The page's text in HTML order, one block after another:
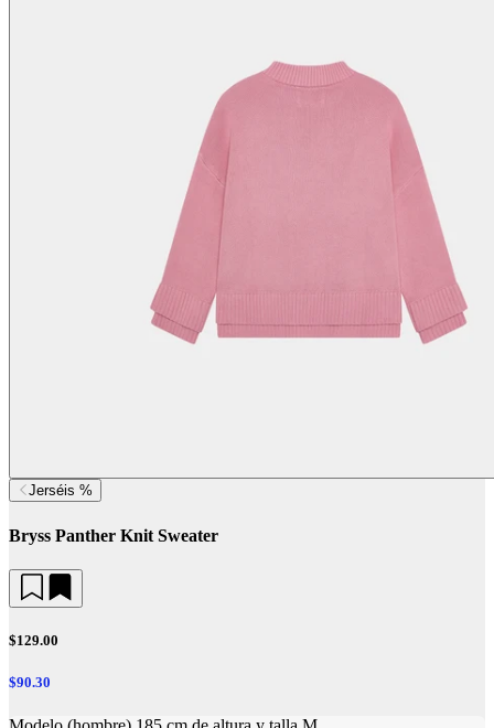
Jerséis %
Bryss Panther Knit Sweater
$129.00
$90.30